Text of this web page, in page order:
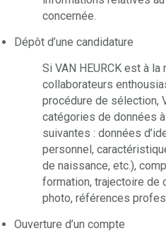
concernée.
Dépôt d’une candidature
Si VAN HEURCK est à
collaborateurs
procédure de sélection,
catégories de données
suivantes : données
personnel,
de naissance, etc.),
formation, trajectoire de
photo, références
Ouverture d’un compte